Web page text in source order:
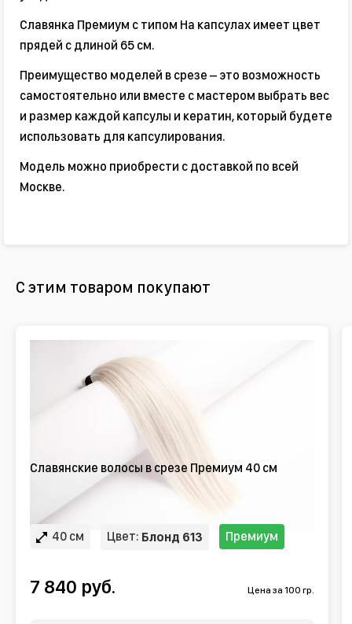
Славянка Премиум с типом На капсулах имеет цвет
прядей с длиной 65 см.
Преимущество моделей в срезе – это возможность
самостоятельно или вместе с мастером выбрать вес
и размер каждой капсулы и кератин, который будете
использовать для капсулирования.
Модель можно приобрести с доставкой по всей
Москве.
С этим товаром покупают
Славянские волосы в срезе Премиум 40 см
40 см Цвет: Блонд 613 Премиум
7 840 руб. Цена за 100 гр.